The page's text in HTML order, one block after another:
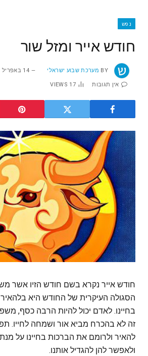
נפש
חודש אייר ומזל שור
BY מערכת שבוע ישראלי 14 באפריל 2021
אין תגובות 17
VIEWS
חודש אייר נקרא בשם חודש הזיו אשר
הסגולה העיקרית של החודש היא
בחיינו. לאדם יכול להיות הרבה כסף,
זה לא בהכרח מביא אור ושמחה לחייו.
להאיר ולרומם את הברכות בחיינו על
ולאפשר להן להגדיל אותנו.